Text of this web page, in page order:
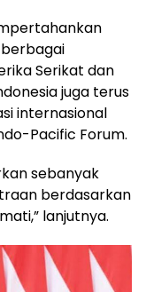
Serikat dan
juga terus
internasional
Pacific Forum.
sebanyak
berdasarkan
lanjutnya.